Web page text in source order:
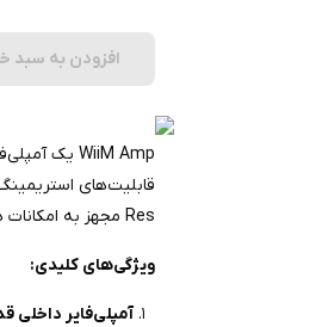
افزودن به سبد
Res مجهز به امکانات هوشمند متصل کنند.
ویژگی‌های کلیدی:
آمپلی‌فایر داخلی